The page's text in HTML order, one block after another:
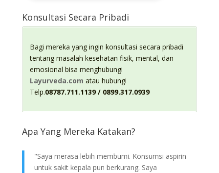
Konsultasi Secara Pribadi
Bagi mereka yang ingin konsultasi secara pribadi
tentang masalah kesehatan fisik, mental, dan
emosional bisa menghubungi
Layurveda.com atau hubungi
Telp.08787.711.1139 / 0899.317.0939
Apa Yang Mereka Katakan?
"Saya merasa lebih membumi. Konsumsi aspirin
untuk sakit kepala pun berkurang. Saya